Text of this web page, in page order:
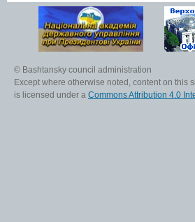
© Bashtansky council administration
Except where otherwise noted, content on this
is licensed under a Commons Attribution 4.0